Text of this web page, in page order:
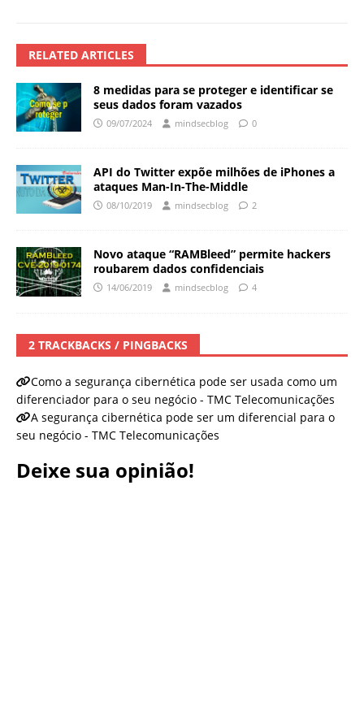
RELATED ARTICLES
8 medidas para se proteger e identificar se
seus dados foram vazados
09/07/2024 mindsecblog 0
API do Twitter expõe milhões de iPhones a
ataques Man-In-The-Middle
08/10/2019 mindsecblog 2
Novo ataque “RAMBleed” permite hackers
roubarem dados confidenciais
14/06/2019 mindsecblog 4
2 TRACKBACKS / PINGBACKS
Como a segurança cibernética pode ser usada como um
diferenciador para o seu negócio - TMC Telecomunicações
A segurança cibernética pode ser um diferencial para o
seu negócio - TMC Telecomunicações
Deixe sua opinião!